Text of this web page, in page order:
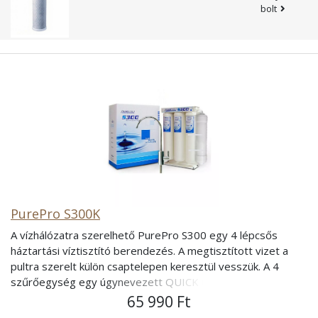
bolt
PurePro S300K
A vízhálózatra szerelhető PurePro S300 egy 4 lépcsős
háztartási víztisztító berendezés. A megtisztított vizet a
pultra szerelt külön csaptelepen keresztül vesszük. A 4
szűrőegység egy úgynevezett QUICK CHANGE
csatlakozóval rendelkeznek, mely segítségével nagyon
65 990 Ft